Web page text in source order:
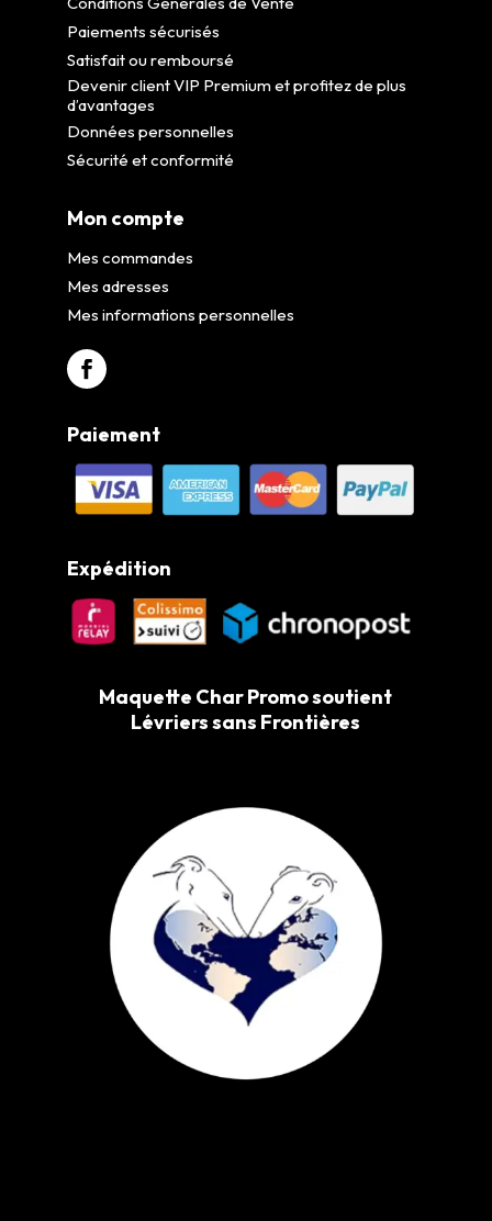
Paiements sécurisés
Satisfait ou remboursé
Devenir client VIP Premium et profitez de plus
d’avantages
Données personnelles
Sécurité et conformité
Mon compte
Mes commandes
Mes adresses
Mes informations personnelles
Paiement
Expédition
Maquette Char Promo soutient
Lévriers sans Frontières